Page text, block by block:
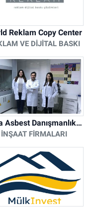
Reklam Copy Center
VE DIJITAL BASKI
Asya Asbest Danışmanlık - Asbest Söküm ve Asbest Raporu
İNŞAAT FIRMALARI